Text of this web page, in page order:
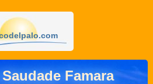
Famara